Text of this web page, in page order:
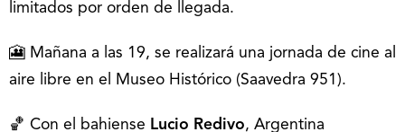
limitados por orden de llegada.
🎦 Mañana a las 19, se realizará una jornada de cine al
aire libre en el Museo Histórico (Saavedra 951).
🏀 Con el bahiense Lucio Redivo, Argentina